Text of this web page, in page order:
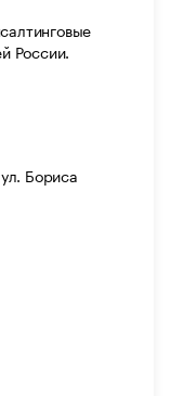
России.
Бориса